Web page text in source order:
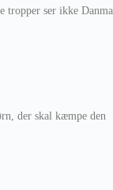
tropper ser ikke
der skal kæmpe den